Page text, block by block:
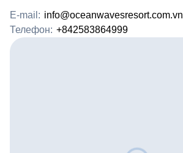
E-mail: info@oceanwavesresort.com.vn
Телефон: +842583864999